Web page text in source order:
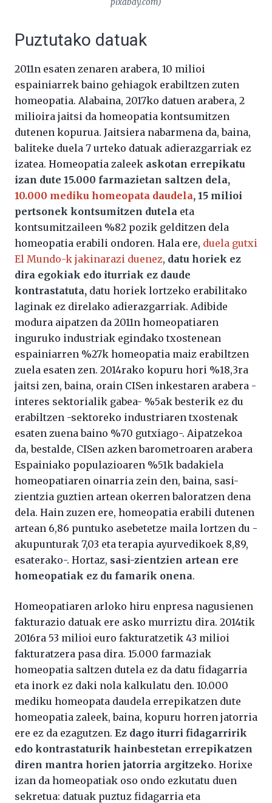
Puztutako datuak
2011n esaten zenaren arabera, 10 milioi
espainiarrek baino gehiagok erabiltzen zuten
homeopatia. Alabaina, 2017ko datuen arabera, 2
milioira jaitsi da homeopatia kontsumitzen
dutenen kopurua. Jaitsiera nabarmena da, baina,
baliteke duela 7 urteko datuak adierazgarriak ez
izatea. Homeopatia zaleek askotan errepikatu
izan dute 15.000 farmazietan saltzen dela,
10.000 mediku homeopata daudela, 15 milioi
pertsonek kontsumitzen dutela eta
kontsumitzaileen %82 pozik gelditzen dela
homeopatia erabili ondoren. Hala ere, duela gutxi
El Mundo-k jakinarazi duenez, datu horiek ez
dira egokiak edo iturriak ez daude
kontrastatuta, datu horiek lortzeko erabilitako
laginak ez direlako adierazgarriak. Adibide
modura aipatzen da 2011n homeopatiaren
inguruko industriak egindako txostenean
espainiarren %27k homeopatia maiz erabiltzen
zuela esaten zen. 2014rako kopuru hori %18,3ra
jaitsi zen, baina, orain CISen inkestaren arabera -
interes sektorialik gabea- %5ak besterik ez du
erabiltzen -sektoreko industriaren txostenak
esaten zuena baino %70 gutxiago-. Aipatzekoa
da, bestalde, CISen azken barometroaren arabera
Espainiako populazioaren %51k badakiela
homeopatiaren oinarria zein den, baina, sasi-
zientzia guztien artean okerren baloratzen dena
dela. Hain zuzen ere, homeopatia erabili dutenen
artean 6,86 puntuko asebetetze maila lortzen du -
akupunturak 7,03 eta terapia ayurvedikoek 8,89,
esaterako-. Hortaz, sasi-zientzien artean ere
homeopatiak ez du famarik onena.
Homeopatiaren arloko hiru enpresa nagusienen
fakturazio datuak ere asko murriztu dira. 2014tik
2016ra 53 milioi euro fakturatzetik 43 milioi
fakturatzera pasa dira. 15.000 farmaziak
homeopatia saltzen dutela ez da datu fidagarria
eta inork ez daki nola kalkulatu den. 10.000
mediku homeopata daudela errepikatzen dute
homeopatia zaleek, baina, kopuru horren jatorria
ere ez da ezagutzen. Ez dago iturri fidagarririk
edo kontrastaturik hainbestetan errepikatzen
diren mantra horien jatorria argitzeko. Horixe
izan da homeopatiak oso ondo ezkutatu duen
sekretua: datuak puztuz fidagarria eta